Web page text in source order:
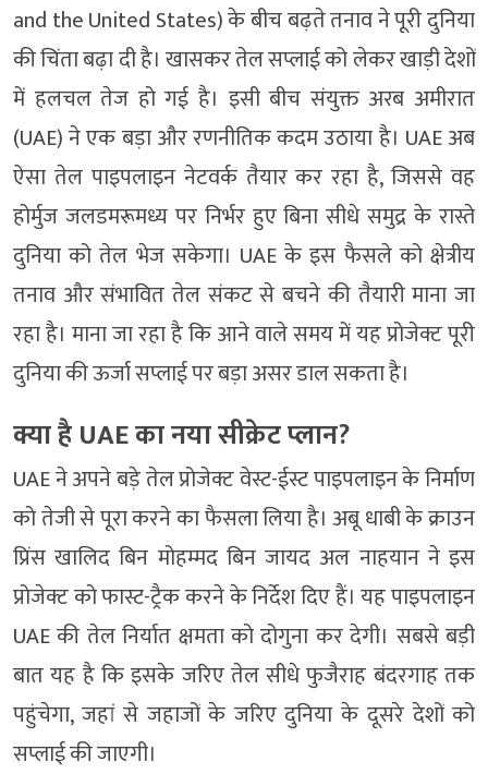
and the United States) के बीच बढ़ते तनाव ने पूरी दुनिया
की चिंता बढ़ा दी है। खासकर तेल सप्लाई को लेकर खाड़ी देशों
में हलचल तेज हो गई है। इसी बीच संयुक्त अरब अमीरात
(UAE) ने एक बड़ा और रणनीतिक कदम उठाया है। UAE अब
ऐसा तेल पाइपलाइन नेटवर्क तैयार कर रहा है, जिससे वह
होर्मुज जलडमरूमध्य पर निर्भर हुए बिना सीधे समुद्र के रास्ते
दुनिया को तेल भेज सकेगा। UAE के इस फैसले को क्षेत्रीय
तनाव और संभावित तेल संकट से बचने की तैयारी माना जा
रहा है। माना जा रहा है कि आने वाले समय में यह प्रोजेक्ट पूरी
दुनिया की ऊर्जा सप्लाई पर बड़ा असर डाल सकता है।
क्या है UAE का नया सीक्रेट प्लान?
UAE ने अपने बड़े तेल प्रोजेक्ट वेस्ट-ईस्ट पाइपलाइन के निर्माण
को तेजी से पूरा करने का फैसला लिया है। अबू धाबी के क्राउन
प्रिंस खालिद बिन मोहम्मद बिन जायद अल नाहयान ने इस
प्रोजेक्ट को फास्ट-ट्रैक करने के निर्देश दिए हैं। यह पाइपलाइन
UAE की तेल निर्यात क्षमता को दोगुना कर देगी। सबसे बड़ी
बात यह है कि इसके जरिए तेल सीधे फुजैराह बंदरगाह तक
पहुंचेगा, जहां से जहाजों के जरिए दुनिया के दूसरे देशों को
सप्लाई की जाएगी।